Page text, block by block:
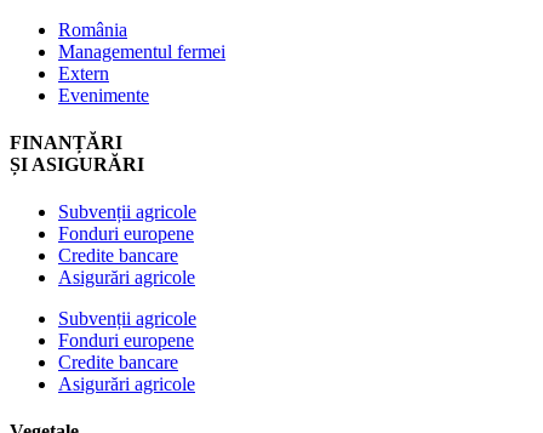
România
Managementul fermei
Extern
Evenimente
FINANȚĂRI
ȘI ASIGURĂRI
Subvenții agricole
Fonduri europene
Credite bancare
Asigurări agricole
Subvenții agricole
Fonduri europene
Credite bancare
Asigurări agricole